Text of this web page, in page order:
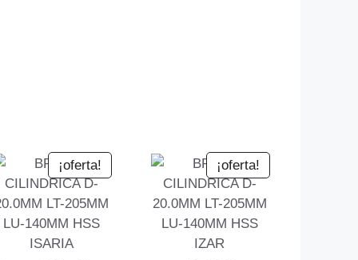
¡oferta! ¡oferta!